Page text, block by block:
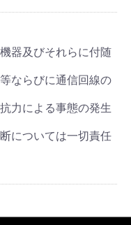
器及びそれらに付随
ならびに通信回線の
力による事態の発生
については一切責任